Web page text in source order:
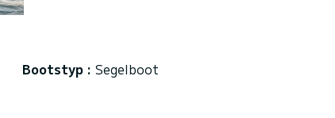
Bootstyp : Segelboot